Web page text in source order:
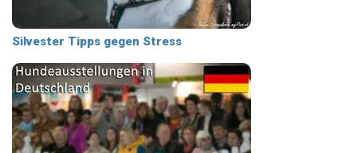
Silvester Tipps gegen Stress